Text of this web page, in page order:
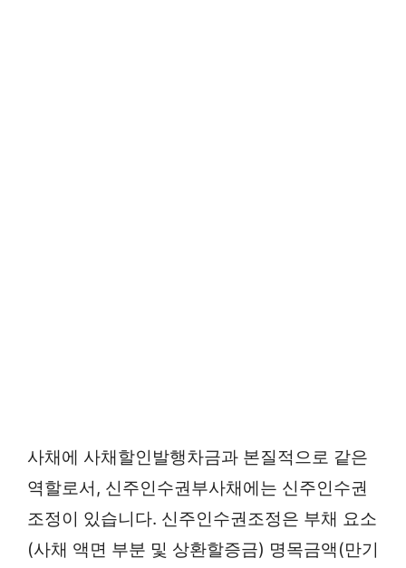
사채에 사채할인발행차금과 본질적으로 같은
역할로서, 신주인수권부사채에는 신주인수권
조정이 있습니다. 신주인수권조정은 부채 요소
(사채 액면 부분 및 상환할증금) 명목금액(만기